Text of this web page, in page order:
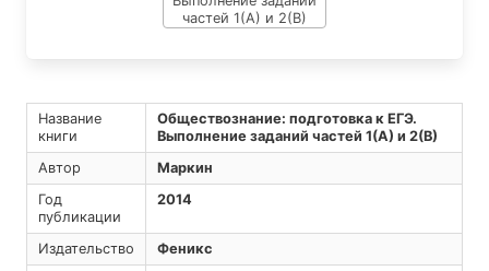
Название
книги
Обществознание: подготовка к ЕГЭ.
Выполнение заданий частей 1(А) и 2(В)
Автор
Маркин
Год
публикации
2014
Издательство
Феникс